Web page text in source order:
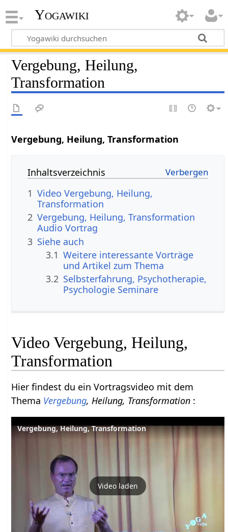
Yogawiki
Vergebung, Heilung,
Transformation
Vergebung, Heilung, Transformation
Inhaltsverzeichnis
1 Video Vergebung, Heilung,
Transformation
2 Vergebung, Heilung, Transformation
Audio Vortrag
3 Siehe auch
3.1 Weitere interessante Vorträge
und Artikel zum Thema
3.2 Selbsterfahrung, Psychotherapie,
Psychologie Seminare
Video Vergebung, Heilung,
Transformation
Hier findest du ein Vortragsvideo mit dem
Thema Vergebung, Heilung, Transformation :
Vergebung, Heilung, Transformation
Video laden